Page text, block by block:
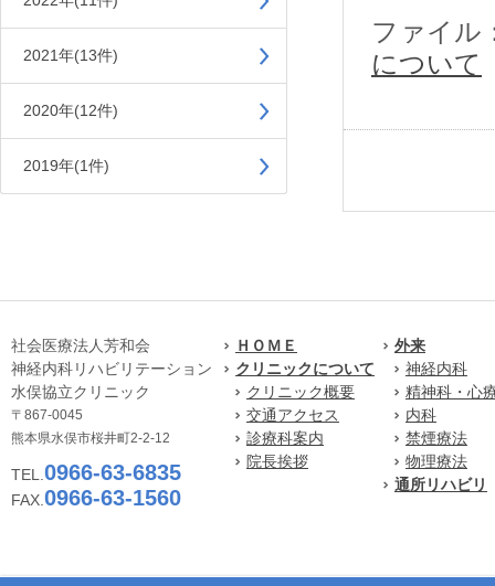
2021年(13件)
2020年(12件)
2019年(1件)
ファイル
について
社会医療法人芳和会
神経内科リハビリテーション
水俣協立クリニック
〒867-0045
熊本県水俣市桜井町2-2-12
TEL. 0966-63-6835
FAX. 0966-63-1560
ＨＯＭＥ
クリニックについて
クリニック概要
交通アクセス
診療科案内
院長挨拶
外来
神経内科
精神科・心
内科
禁煙療法
物理療法
通所リハビリ